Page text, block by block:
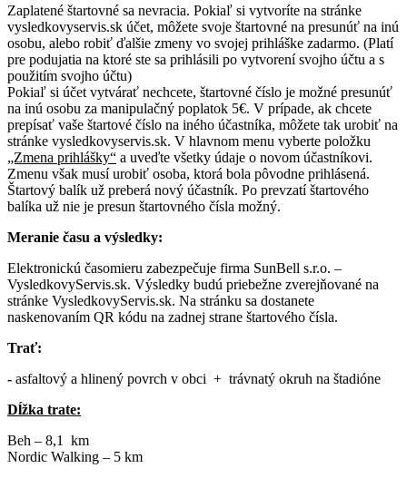
Zaplatené štartovné sa nevracia. Pokiaľ si vytvoríte na stránke
vysledkovyservis.sk účet, môžete svoje štartovné na presunúť na inú
osobu, alebo robiť ďalšie zmeny vo svojej prihláške zadarmo. (Platí
pre podujatia na ktoré ste sa prihlásili po vytvorení svojho účtu a s
použitím svojho účtu)
Pokiaľ si účet vytvárať nechcete, štartovné číslo je možné presunúť
na inú osobu za manipulačný poplatok 5€. V prípade, ak chcete
prepísať vaše štartové číslo na iného účastníka, môžete tak urobiť na
stránke vysledkovyservis.sk. V hlavnom menu vyberte položku
„Zmena prihlášky“ a uveďte všetky údaje o novom účastníkovi.
Zmenu však musí urobiť osoba, ktorá bola pôvodne prihlásená.
Štartový balík už preberá nový účastník. Po prevzatí štartového
balíka už nie je presun štartovného čísla možný.
Meranie času a výsledky:
Elektronickú časomieru zabezpečuje firma SunBell s.r.o. –
VysledkovyServis.sk. Výsledky budú priebežne zverejňované na
stránke VysledkovyServis.sk. Na stránku sa dostanete
naskenovaním QR kódu na zadnej strane štartového čísla.
Trať:
- asfaltový a hlinený povrch v obci + trávnatý okruh na štadióne
Dĺžka trate:
Beh – 8,1 km
Nordic Walking – 5 km